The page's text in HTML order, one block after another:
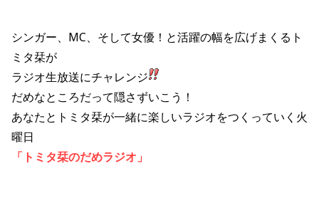
シンガー、MC、そして女優！と活躍の幅を広げまくるト
ミタ栞が
ラジオ生放送にチャレンジ
だめなところだって隠さずいこう！
あなたとトミタ栞が一緒に楽しいラジオをつくっていく火
曜日
「トミタ栞のだめラジオ」